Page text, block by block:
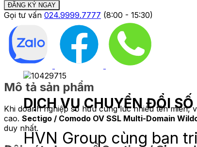
DỊCH VỤ CHUYỂN ĐỔI
HVN Group cùng bạn
ĐĂNG KÝ NGAY
Gọi tư vấn 024.9999.7777 (8:00 - 15:30)
Mô tả sản phẩm
Khi doanh nghiệp sở hữu cùng lúc nhiều tên
cao. Sectigo / Comodo OV SSL Multi-Domain
duy nhất.